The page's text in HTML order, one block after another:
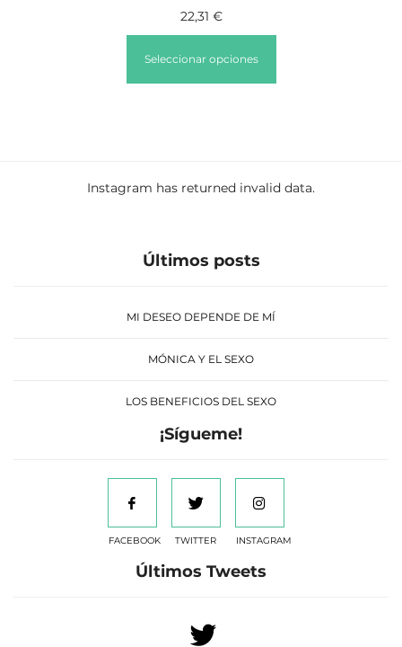
22,31 €
Seleccionar opciones
Instagram has returned invalid data.
Últimos posts
MI DESEO DEPENDE DE MÍ
MÓNICA Y EL SEXO
LOS BENEFICIOS DEL SEXO
¡Sígueme!
FACEBOOK TWITTER INSTAGRAM
Últimos Tweets